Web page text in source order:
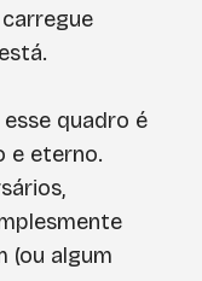
quadro é
e eterno.
(ou algum